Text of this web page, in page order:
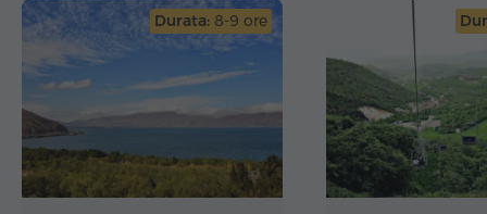
Durata: 8-9 ore